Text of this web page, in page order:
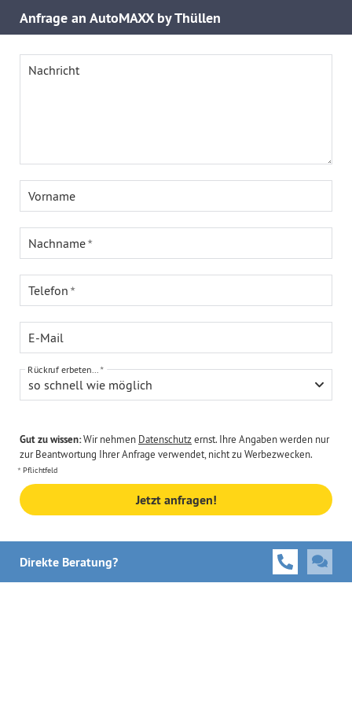
Anfrage an AutoMAXX by Thüllen
Nachricht
Vorname
Nachname
Telefon
E-Mail
so schnell wie möglich
Rückruf erbeten...
Gut zu wissen:Wir nehmen Datenschutzernst. Ihre Angaben werden nur
zur Beantwortung Ihrer Anfrage verwendet, nicht zu Werbezwecken.
Pflichtfeld
Jetzt anfragen!
Direkte Beratung?